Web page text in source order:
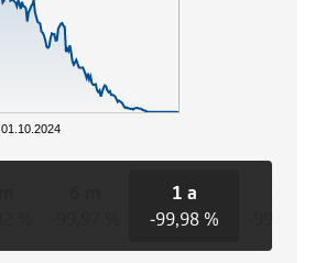
01.10.2024
1 a
-99,98 %